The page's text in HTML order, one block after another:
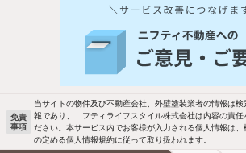
免責
事項
当サイトの物件及び不動産会社、外壁塗装業者の情報は
報であり、ニフティライフスタイル株式会社は内容の責任
ださい。本サービス内でお客様が入力される個人情報は
の定める個人情報規約に従って取り扱われます。